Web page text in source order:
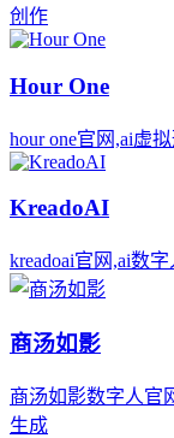
创作
Hour One
hour one官网,ai虚
KreadoAI
kreadoai官网,ai数
商汤如影
商汤如影数字人官
生成